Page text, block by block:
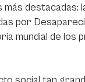
destacadas:
por
mundial de